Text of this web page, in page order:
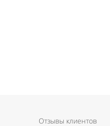
Отзывы клиентов